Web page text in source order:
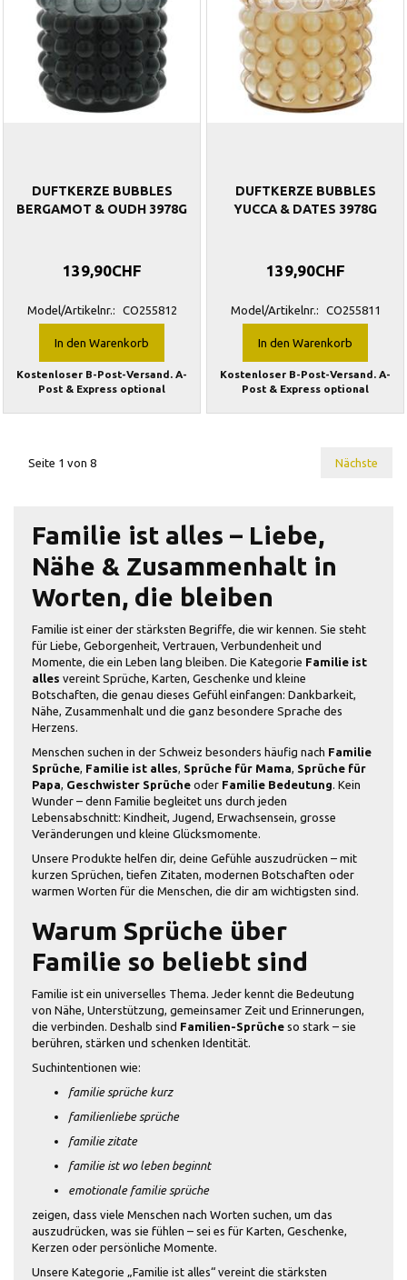
DUFTKERZE BUBBLES
BERGAMOT & OUDH 3978G
139,90CHF
Model/Artikelnr.: CO255812
In den Warenkorb
Kostenloser B-Post-Versand. A-
Post & Express optional
DUFTKERZE BUBBLES
YUCCA & DATES 3978G
139,90CHF
Model/Artikelnr.: CO255811
In den Warenkorb
Kostenloser B-Post-Versand. A-
Post & Express optional
Seite 1 von 8 Nächste
Familie ist alles – Liebe,
Nähe & Zusammenhalt in
Worten, die bleiben
Familie ist einer der stärksten Begriffe, die wir kennen. Sie steht
für Liebe, Geborgenheit, Vertrauen, Verbundenheit und
Momente, die ein Leben lang bleiben. Die Kategorie Familie ist
alles vereint Sprüche, Karten, Geschenke und kleine
Botschaften, die genau dieses Gefühl einfangen: Dankbarkeit,
Nähe, Zusammenhalt und die ganz besondere Sprache des
Herzens.
Menschen suchen in der Schweiz besonders häufig nach Familie
Sprüche, Familie ist alles, Sprüche für Mama, Sprüche für
Papa, Geschwister Sprüche oder Familie Bedeutung. Kein
Wunder – denn Familie begleitet uns durch jeden
Lebensabschnitt: Kindheit, Jugend, Erwachsensein, grosse
Veränderungen und kleine Glücksmomente.
Unsere Produkte helfen dir, deine Gefühle auszudrücken – mit
kurzen Sprüchen, tiefen Zitaten, modernen Botschaften oder
warmen Worten für die Menschen, die dir am wichtigsten sind.
Warum Sprüche über
Familie so beliebt sind
Familie ist ein universelles Thema. Jeder kennt die Bedeutung
von Nähe, Unterstützung, gemeinsamer Zeit und Erinnerungen,
die verbinden. Deshalb sind Familien-Sprüche so stark – sie
berühren, stärken und schenken Identität.
Suchintentionen wie:
familie sprüche kurz
familienliebe sprüche
familie zitate
familie ist wo leben beginnt
emotionale familie sprüche
zeigen, dass viele Menschen nach Worten suchen, um das
auszudrücken, was sie fühlen – sei es für Karten, Geschenke,
Kerzen oder persönliche Momente.
Unsere Kategorie „Familie ist alles“ vereint die stärksten